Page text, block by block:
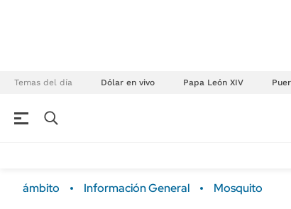
Temas del día Dólar en vivo Papa León XIV
Real Estate
ámbito Información General Mosquito